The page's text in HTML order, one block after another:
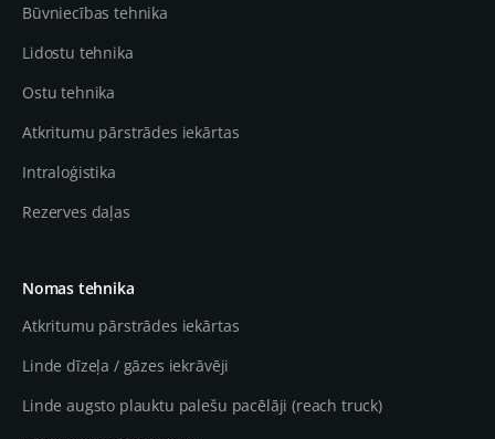
Būvniecības tehnika
Lidostu tehnika
Ostu tehnika
Atkritumu pārstrādes iekārtas
Intraloģistika
Rezerves daļas
Nomas tehnika
Atkritumu pārstrādes iekārtas
Linde dīzeļa / gāzes iekrāvēji
Linde augsto plauktu palešu pacēlāji (reach truck)